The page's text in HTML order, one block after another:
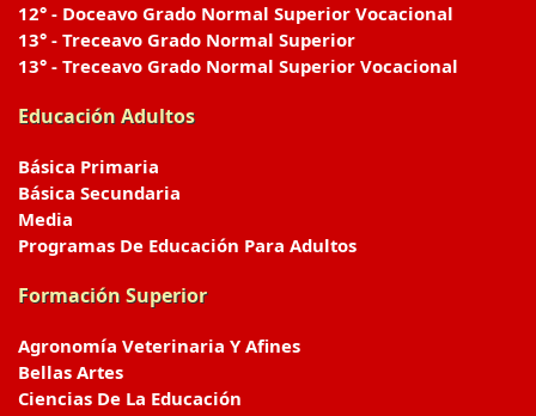
12° - Doceavo Grado Normal Superior Vocacional
13° - Treceavo Grado Normal Superior
13° - Treceavo Grado Normal Superior Vocacional
Educación Adultos
Básica Primaria
Básica Secundaria
Media
Programas De Educación Para Adultos
Formación Superior
Agronomía Veterinaria Y Afines
Bellas Artes
Ciencias De La Educación